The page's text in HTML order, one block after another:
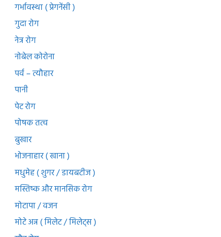
गर्भावस्था ( प्रेगनेंसी )
गुदा रोग
नेत्र रोग
नोबेल कोरोना
पर्व – त्यौहार
पानी
पेट रोग
पोषक तत्व
बुखार
भोजनाहार ( खाना )
मधुमेह ( शुगर / डायबटीज )
मस्तिष्क और मानसिक रोग
मोटापा / वजन
मोटे अन्न ( मिलेट / मिलेट्स )